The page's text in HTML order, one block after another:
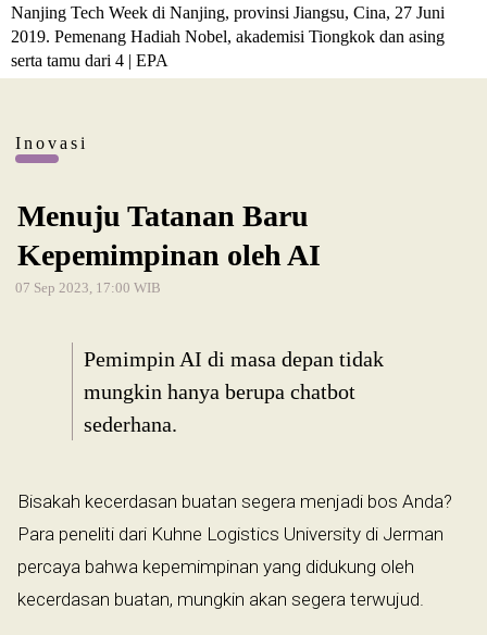
Nanjing Tech Week di Nanjing, provinsi Jiangsu, Cina, 27 Juni
2019. Pemenang Hadiah Nobel, akademisi Tiongkok dan asing
serta tamu dari 4 | EPA
Inovasi
Menuju Tatanan Baru
Kepemimpinan oleh AI
07 Sep 2023, 17:00 WIB
Pemimpin AI di masa depan tidak
mungkin hanya berupa chatbot
sederhana.
Bisakah kecerdasan buatan segera menjadi bos Anda?
Para peneliti dari Kuhne Logistics University di Jerman
percaya bahwa kepemimpinan yang didukung oleh
kecerdasan buatan, mungkin akan segera terwujud.